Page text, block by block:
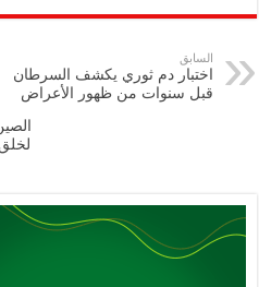
p
y
Li
eb
k
tt
nt
A
p
p
السابق
اختبار دم ثوري يكشف السرطان
قبل سنوات من ظهور الأعراض